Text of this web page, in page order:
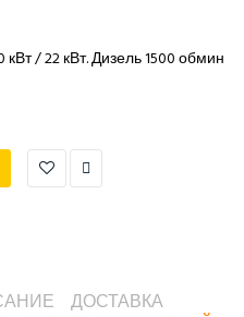
/ 22 кВт. Дизель 1500 обмин
ДОСТАВКА